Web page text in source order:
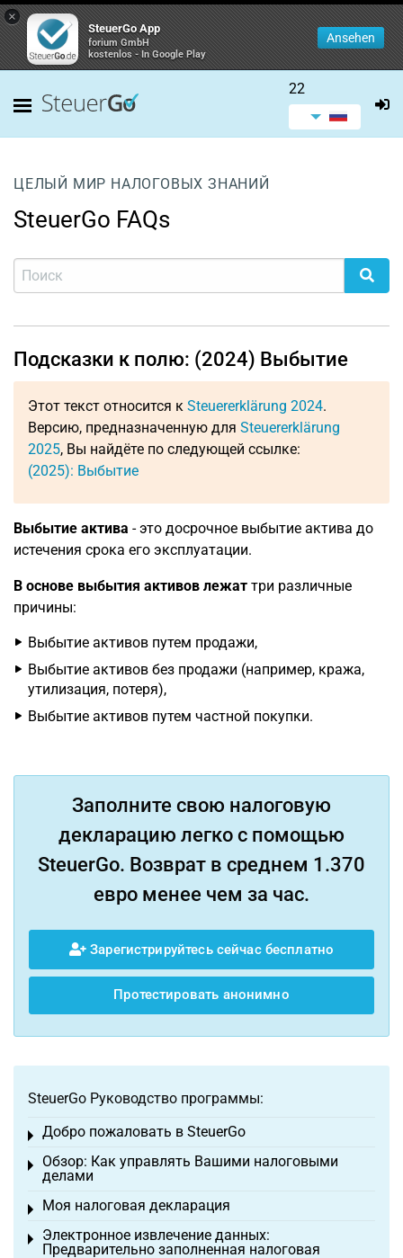
×
SteuerGo App
forium GmbH
kostenlos - In Google Play
Ansehen
22
ЦЕЛЫЙ МИР НАЛОГОВЫХ ЗНАНИЙ
SteuerGo FAQs
Подсказки к полю: (2024) Выбытие
Этот текст относится к Steuererklärung 2024.
Версию, предназначенную для Steuererklärung
2025, Вы найдёте по следующей ссылке:
(2025): Выбытие
Выбытие актива - это досрочное выбытие актива до
истечения срока его эксплуатации.
В основе выбытия активов лежат три различные
причины:
Выбытие активов путем продажи,
Выбытие активов без продажи (например, кража,
утилизация, потеря),
Выбытие активов путем частной покупки.
Заполните свою налоговую
декларацию легко с помощью
SteuerGo. Возврат в среднем 1.370
евро менее чем за час.
Зарегистрируйтесь сейчас бесплатно
Протестировать анонимно
SteuerGo Руководство программы:
Добро пожаловать в SteuerGo
Toggle menu
Обзор: Как управлять Вашими налоговыми
делами
Toggle menu
Моя налоговая декларация
Toggle menu
Электронное извлечение данных:
Предварительно заполненная налоговая
Toggle menu